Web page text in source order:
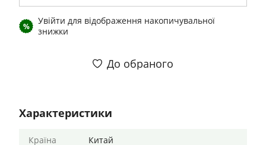
% Увійти для відображення накопичувальної
знижки
До обраного
Характеристики
Країна Китай